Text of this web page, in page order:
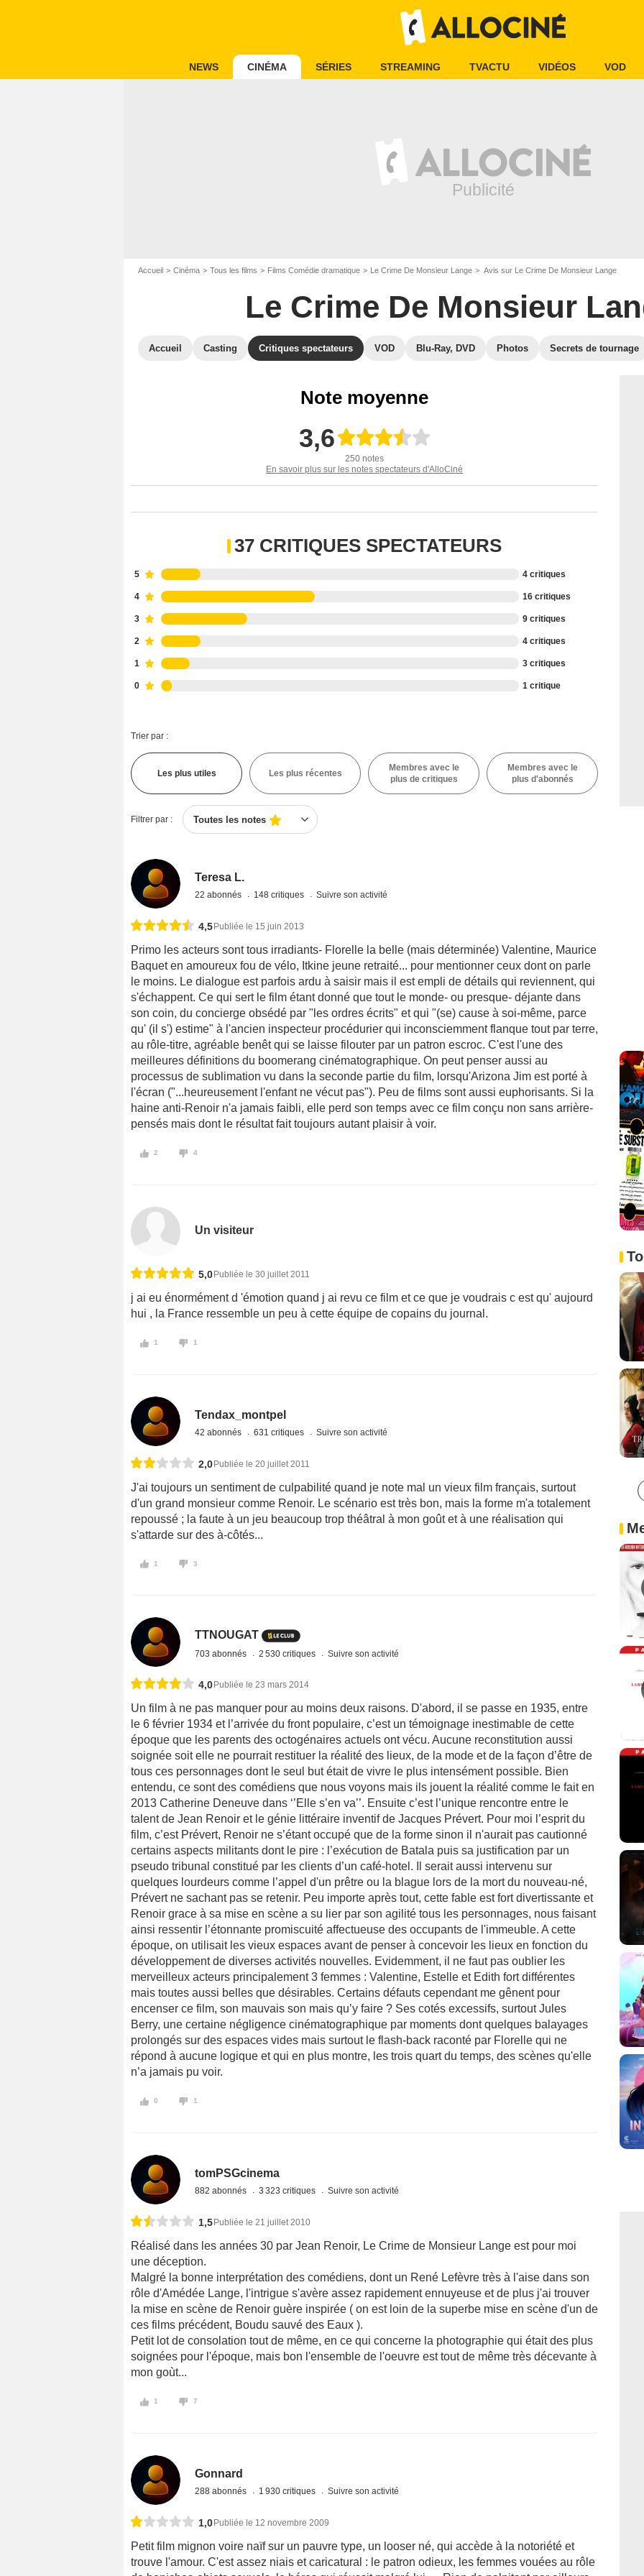
NEWS CINÉMA SÉRIES STREAMING TVACTU VIDÉOS VOD
Accueil Cinéma Tous les films Films Comédie dramatique Le Crime De Monsieur Lange Avis sur Le Crime De Monsieur Lange
Le Crime De Monsieur
Accueil Casting Critiques spectateurs VOD Blu-Ray, DVD Photos Secrets de tournage
Note moyenne
3,6
250 notes
En savoir plus sur les notes spectateurs d'AlloCiné
37 CRITIQUES SPECTATEURS
5 4 critiques
4 16 critiques
3 9 critiques
2 4 critiques
1 3 critiques
0 1 critique
Trier par :
Les plus utiles Les plus récentes
Membres avec le
plus de critiques
Membres avec le
plus d'abonnés
Filtrer par : Toutes les notes
Teresa L.
22 abonnés 148 critiques Suivre son activité
4,5 Publiée le 15 juin 2013
Primo les acteurs sont tous irradiants- Florelle la belle (mais déterminée) Valentine, Maurice
Baquet en amoureux fou de vélo, Itkine jeune retraité... pour mentionner ceux dont on parle
le moins. Le dialogue est parfois ardu à saisir mais il est empli de détails qui reviennent, qui
s'échappent. Ce qui sert le film étant donné que tout le monde- ou presque- déjante dans
son coin, du concierge obsédé par "les ordres écrits" et qui "(se) cause à soi-même, parce
qu' (il s') estime" à l'ancien inspecteur procédurier qui inconsciemment flanque tout par terre,
au rôle-titre, agréable benêt qui se laisse filouter par un patron escroc. C'est l'une des
meilleures définitions du boomerang cinématographique. On peut penser aussi au
processus de sublimation vu dans la seconde partie du film, lorsqu'Arizona Jim est porté à
l'écran ("...heureusement l'enfant ne vécut pas"). Peu de films sont aussi euphorisants. Si la
haine anti-Renoir n'a jamais faibli, elle perd son temps avec ce film conçu non sans arrière-
pensés mais dont le résultat fait toujours autant plaisir à voir.
2 4
Un visiteur
5,0Publiée le 30 juillet 2011
j ai eu énormément d 'émotion quand j ai revu ce film et ce que je voudrais c est qu' aujourd
hui , la France ressemble un peu à cette équipe de copains du journal.
1 1
Tendax_montpel
42 abonnés 631 critiques Suivre son activité
2,0Publiée le 20 juillet 2011
J'ai toujours un sentiment de culpabilité quand je note mal un vieux film français, surtout
d'un grand monsieur comme Renoir. Le scénario est très bon, mais la forme m'a totalement
repoussé ; la faute à un jeu beaucoup trop théâtral à mon goût et à une réalisation qui
s'attarde sur des à-côtés...
1 3
TTNOUGAT
703 abonnés 2 530 critiques Suivre son activité
4,0 Publiée le 23 mars 2014
Un film à ne pas manquer pour au moins deux raisons. D'abord, il se passe en 1935, entre
le 6 février 1934 et l’arrivée du front populaire, c’est un témoignage inestimable de cette
époque que les parents des octogénaires actuels ont vécu. Aucune reconstitution aussi
soignée soit elle ne pourrait restituer la réalité des lieux, de la mode et de la façon d’être de
tous ces personnages dont le seul but était de vivre le plus intensément possible. Bien
entendu, ce sont des comédiens que nous voyons mais ils jouent la réalité comme le fait en
2013 Catherine Deneuve dans ‘’Elle s’en va’’. Ensuite c’est l’unique rencontre entre le
talent de Jean Renoir et le génie littéraire inventif de Jacques Prévert. Pour moi l’esprit du
film, c’est Prévert, Renoir ne s’étant occupé que de la forme sinon il n'aurait pas cautionné
certains aspects militants dont le pire : l’exécution de Batala puis sa justification par un
pseudo tribunal constitué par les clients d’un café-hotel. Il serait aussi intervenu sur
quelques lourdeurs comme l’appel d'un prêtre ou la blague lors de la mort du nouveau-né,
Prévert ne sachant pas se retenir. Peu importe après tout, cette fable est fort divertissante et
Renoir grace à sa mise en scène a su lier par son agilité tous les personnages, nous faisant
ainsi ressentir l’étonnante promiscuité affectueuse des occupants de l'immeuble. A cette
époque, on utilisait les vieux espaces avant de penser à concevoir les lieux en fonction du
développement de diverses activités nouvelles. Evidemment, il ne faut pas oublier les
merveilleux acteurs principalement 3 femmes : Valentine, Estelle et Edith fort différentes
mais toutes aussi belles que désirables. Certains défauts cependant me gênent pour
encenser ce film, son mauvais son mais qu’y faire ? Ses cotés excessifs, surtout Jules
Berry, une certaine négligence cinématographique par moments dont quelques balayages
prolongés sur des espaces vides mais surtout le flash-back raconté par Florelle qui ne
répond à aucune logique et qui en plus montre, les trois quart du temps, des scènes qu'elle
n’a jamais pu voir.
0 1
tomPSGcinema
882 abonnés 3 323 critiques Suivre son activité
1,5 Publiée le 21 juillet 2010
Réalisé dans les années 30 par Jean Renoir, Le Crime de Monsieur Lange est pour moi
une déception.
Malgré la bonne interprétation des comédiens, dont un René Lefèvre très à l'aise dans son
rôle d'Amédée Lange, l'intrigue s'avère assez rapidement ennuyeuse et de plus j'ai trouver
la mise en scène de Renoir guère inspirée ( on est loin de la superbe mise en scène d'un de
ces films précédent, Boudu sauvé des Eaux ).
Petit lot de consolation tout de même, en ce qui concerne la photographie qui était des plus
soignées pour l'époque, mais bon l'ensemble de l'oeuvre est tout de même très décevante à
mon goùt...
1 7
Gonnard
288 abonnés 1 930 critiques Suivre son activité
1,0 Publiée le 12 novembre 2009
Petit film mignon voire naïf sur un pauvre type, un looser né, qui accède à la notoriété et
trouve l'amour. C'est assez niais et caricatural : le patron odieux, les femmes vouées au rôle